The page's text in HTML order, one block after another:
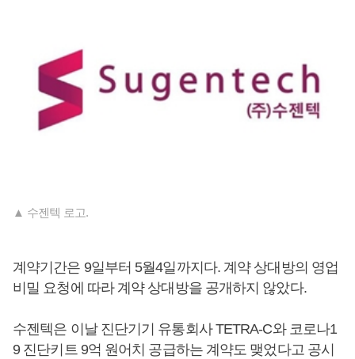
▲ 수젠텍 로고.
계약기간은 9일부터 5월4일까지다. 계약 상대방의 영업
비밀 요청에 따라 계약 상대방을 공개하지 않았다.
수젠텍은 이날 진단기기 유통회사 TETRA-C와 코로나1
9 진단키트 9억 원어치 공급하는 계약도 맺었다고 공시